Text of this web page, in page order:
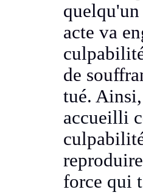
acte va
de
tué.
accueilli
force qui